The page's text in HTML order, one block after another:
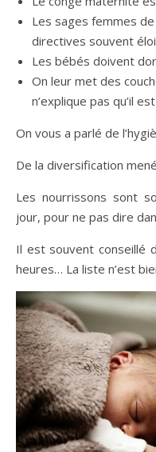
Les sages femmes
directives souvent
Les bébés doivent
On leur met des
n’explique pas qu’il
On vous a parlé de
De la diversification
Les nourrissons sont
jour, pour ne pas dire
Il est souvent conseillé
heures… La liste n’est